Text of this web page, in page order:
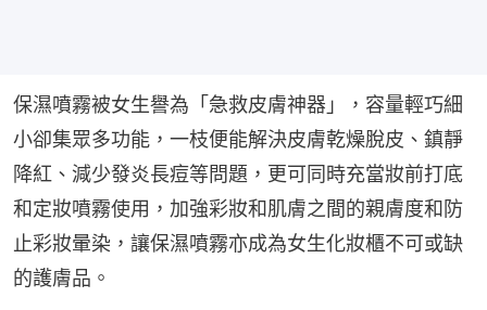
保濕噴霧被女生譽為「急救皮膚神器」，容量輕巧細
小卻集眾多功能，一枝便能解決皮膚乾燥脫皮、鎮靜
降紅、減少發炎長痘等問題，更可同時充當妝前打底
和定妝噴霧使用，加強彩妝和肌膚之間的親膚度和防
止彩妝暈染，讓保濕噴霧亦成為女生化妝櫃不可或缺
的護膚品。